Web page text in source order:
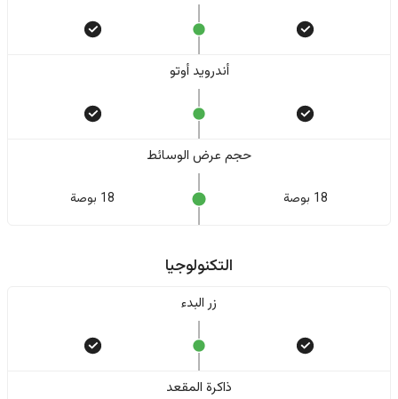
أندرويد أوتو
حجم عرض الوسائط
18 بوصة 18 بوصة
التكنولوجيا
زر البدء
ذاكرة المقعد